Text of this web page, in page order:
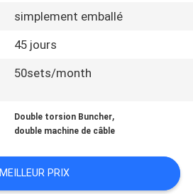
simplement emballé
45 jours
50sets/month
Double torsion Buncher,
double machine de câble
MEILLEUR PRIX